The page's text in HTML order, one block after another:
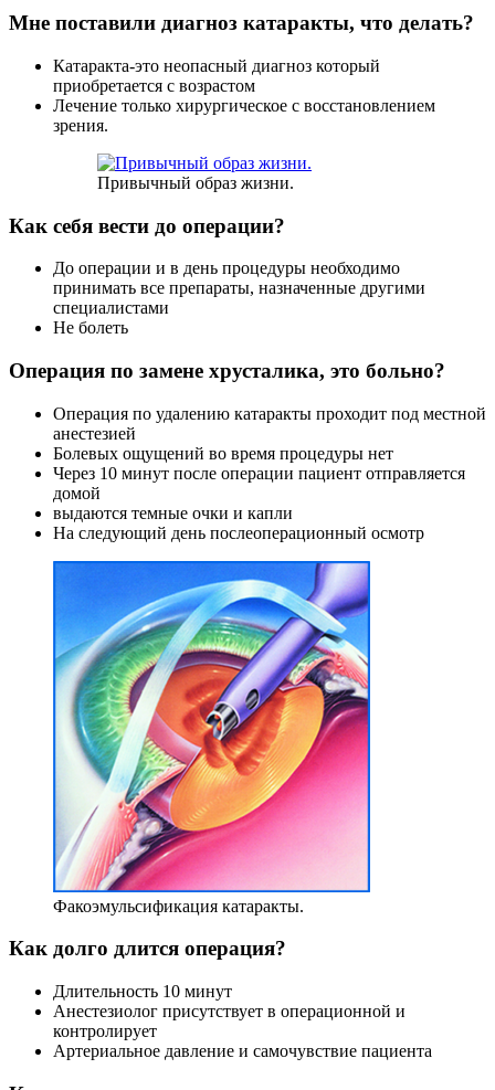
Мне поставили диагноз катаракты, что делать?
Катаракта-это неопасный диагноз который
приобретается с возрастом
Лечение только хирургическое с восстановлением
зрения.
Привычный образ жизни.
Как себя вести до операции?
До операции и в день процедуры необходимо
принимать все препараты, назначенные другими
специалистами
Не болеть
Операция по замене хрусталика, это больно?
Операция по удалению катаракты проходит под местной
анестезией
Болевых ощущений во время процедуры нет
Через 10 минут после операции пациент отправляется
домой
выдаются темные очки и капли
На следующий день послеоперационный осмотр
Факоэмульсификация катаракты.
Как долго длится операция?
Длительность 10 минут
Анестезиолог присутствует в операционной и
контролирует
Артериальное давление и самочувствие пациента